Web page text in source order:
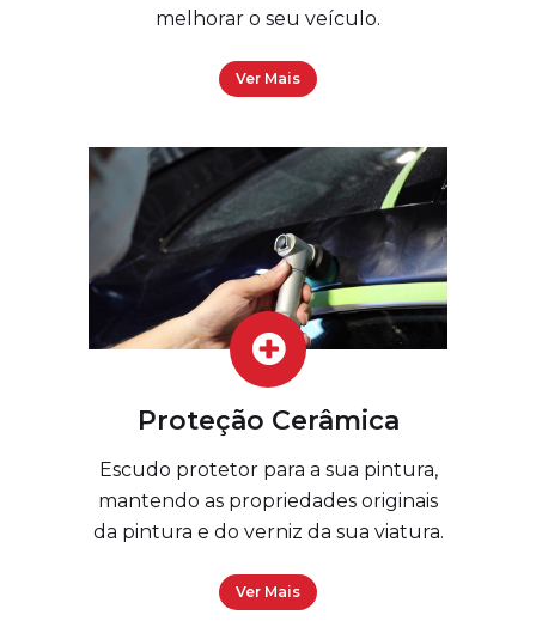
melhorar o seu veículo.
Ver Mais
Proteção Cerâmica
Escudo protetor para a sua pintura,
mantendo as propriedades originais
da pintura e do verniz da sua viatura.
Ver Mais